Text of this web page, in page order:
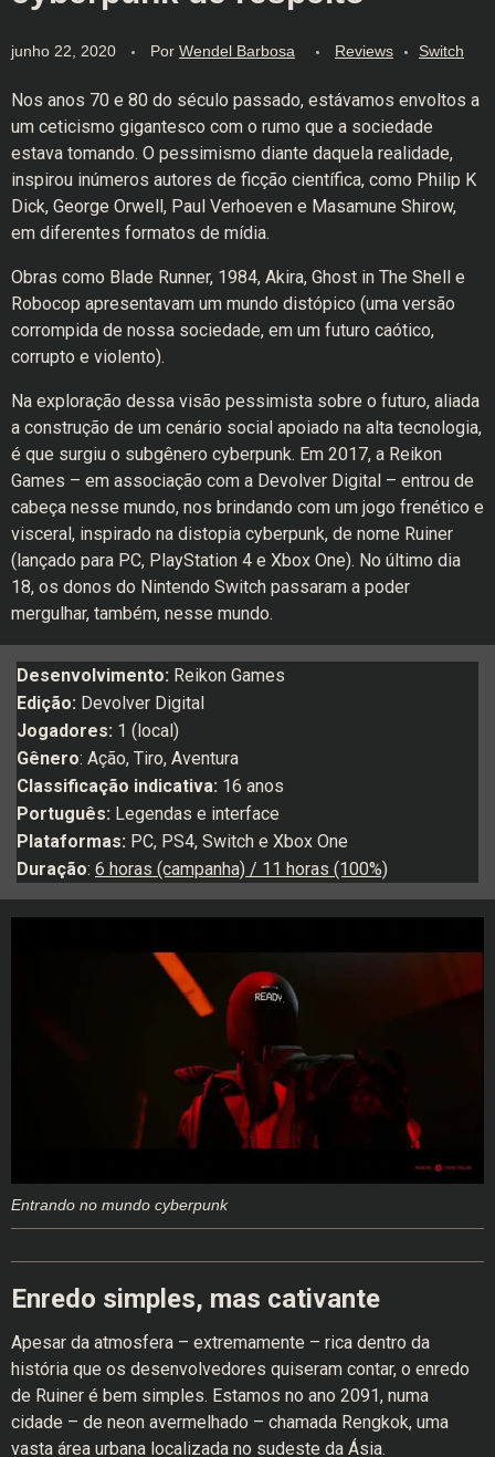
junho 22, 2020 Por Wendel Barbosa Reviews Switch
Nos anos 70 e 80 do século passado, estávamos envoltos a
um ceticismo gigantesco com o rumo que a sociedade
estava tomando. O pessimismo diante daquela realidade,
inspirou inúmeros autores de ficção científica, como Philip K
Dick, George Orwell, Paul Verhoeven e Masamune Shirow,
em diferentes formatos de mídia.
Obras como Blade Runner, 1984, Akira, Ghost in The Shell e
Robocop apresentavam um mundo distópico (uma versão
corrompida de nossa sociedade, em um futuro caótico,
corrupto e violento).
Na exploração dessa visão pessimista sobre o futuro, aliada
a construção de um cenário social apoiado na alta tecnologia,
é que surgiu o subgênero cyberpunk. Em 2017, a Reikon
Games – em associação com a Devolver Digital – entrou de
cabeça nesse mundo, nos brindando com um jogo frenético e
visceral, inspirado na distopia cyberpunk, de nome Ruiner
(lançado para PC, PlayStation 4 e Xbox One). No último dia
18, os donos do Nintendo Switch passaram a poder
mergulhar, também, nesse mundo.
Desenvolvimento: Reikon Games
Edição: Devolver Digital
Jogadores: 1 (local)
Gênero: Ação, Tiro, Aventura
Classificação indicativa: 16 anos
Português: Legendas e interface
Plataformas: PC, PS4, Switch e Xbox One
Duração: 6 horas (campanha) / 11 horas (100%)
Entrando no mundo cyberpunk
Enredo simples, mas cativante
Apesar da atmosfera – extremamente – rica dentro da
história que os desenvolvedores quiseram contar, o enredo
de Ruiner é bem simples. Estamos no ano 2091, numa
cidade – de neon avermelhado – chamada Rengkok, uma
vasta área urbana localizada no sudeste da Ásia.